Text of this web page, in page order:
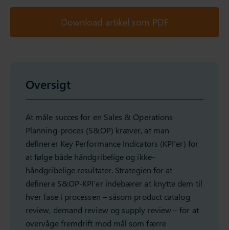
Download artikel som PDF
Oversigt
At måle succes for en Sales & Operations
Planning-proces (S&OP) kræver, at man
definerer Key Performance Indicators (KPI’er) for
at følge både håndgribelige og ikke-
håndgribelige resultater. Strategien for at
definere S&OP-KPI’er indebærer at knytte dem til
hver fase i processen – såsom product catalog
review, demand review og supply review – for at
overvåge fremdrift mod mål som færre